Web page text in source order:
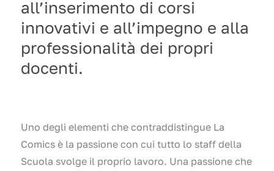
all’inserimento di corsi
innovativi e all’impegno e alla
professionalità dei propri
docenti.
Uno degli elementi che contraddistingue La
Comics è la passione con cui tutto lo staff della
Scuola svolge il proprio lavoro. Una passione che